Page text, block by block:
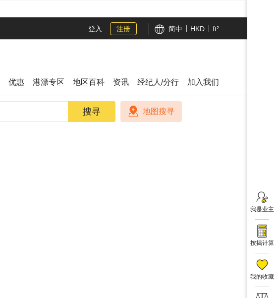
登入 注册 简中 HKD ft²
我是业主
按揭计算
我的收藏
优惠 港漂专区 地区百科 资讯 经纪人/分行 加入我们
搜寻
搜寻 地图搜寻